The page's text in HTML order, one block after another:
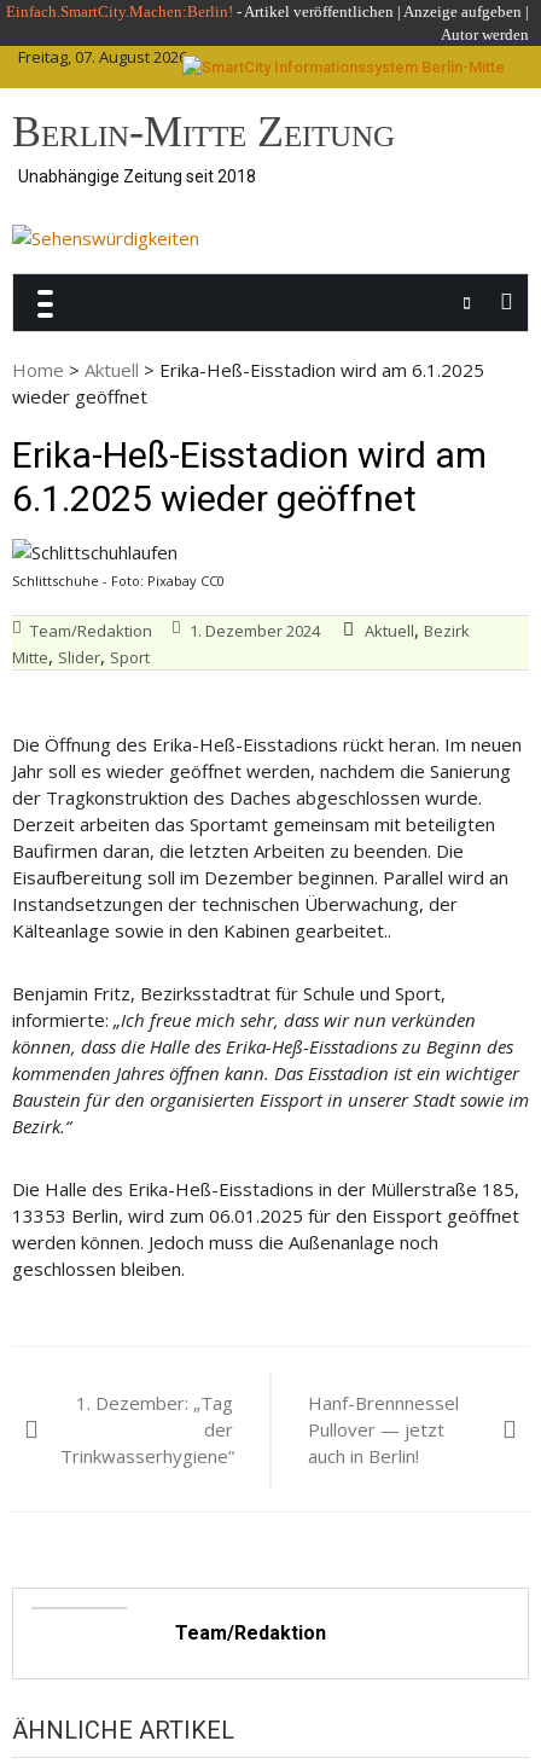
Skip
content
Einfach.SmartCity.Machen:Berlin! -Artikel veröffentlichen | Anzeige aufgeben |
Autor werden
Freitag, 07. August 2026
Berlin-Mitte Zeitung
Unabhängige Zeitung seit 2018
Home > Aktuell > Erika-Heß-Eisstadion wird am 6.1.2025
wieder geöffnet
Erika-Heß-Eisstadion wird am
6.1.2025 wieder geöffnet
Schlittschuhe - Foto: Pixabay CC0
Team/Redaktion 1. Dezember 2024 Aktuell, Bezirk
Mitte, Slider, Sport
Die Öffnung des Erika-Heß-Eisstadions rückt heran. Im neuen
Jahr soll es wieder geöffnet werden, nachdem die Sanierung
der Tragkonstruktion des Daches abgeschlossen wurde.
Derzeit arbeiten das Sportamt gemeinsam mit beteiligten
Baufirmen daran, die letzten Arbeiten zu beenden. Die
Eisaufbereitung soll im Dezember beginnen. Parallel wird an
Instandsetzungen der technischen Überwachung, der
Kälteanlage sowie in den Kabinen gearbeitet..
Benjamin Fritz, Bezirksstadtrat für Schule und Sport,
informierte: „Ich freue mich sehr, dass wir nun verkünden
können, dass die Halle des Erika-Heß-Eisstadions zu Beginn des
kommenden Jahres öffnen kann. Das Eisstadion ist ein wichtiger
Baustein für den organisierten Eissport in unserer Stadt sowie im
Bezirk.“
Die Halle des Erika-Heß-Eisstadions in der Müllerstraße 185,
13353 Berlin, wird zum 06.01.2025 für den Eissport geöffnet
werden können. Jedoch muss die Außenanlage noch
geschlossen bleiben.
1. Dezember: „Tag
der
Trinkwasserhygiene“
Hanf-Brennnessel
Pullover — jetzt
auch in Berlin!
Team/Redaktion
ÄHNLICHE ARTIKEL